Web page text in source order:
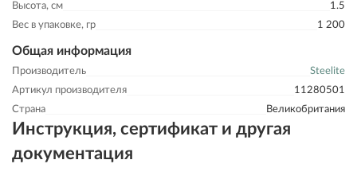
Высота, см
1.5
Вес в упаковке, гр
1 200
Общая информация
Производитель
Steelite
Артикул производителя
11280501
Страна
Великобритания
Инструкция, сертификат и другая
документация